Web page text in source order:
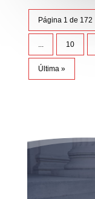
Página 1 de 172
10
Última »